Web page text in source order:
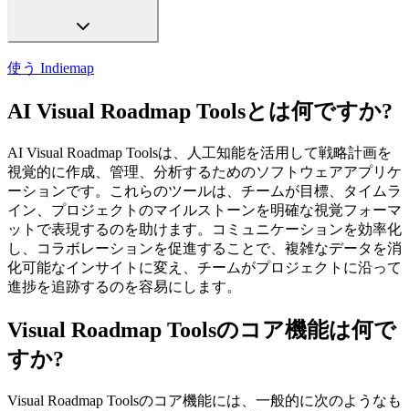
使う Indiemap
AI Visual Roadmap Toolsとは何ですか?
AI Visual Roadmap Toolsは、人工知能を活用して戦略計画を
視覚的に作成、管理、分析するためのソフトウェアアプリケ
ーションです。これらのツールは、チームが目標、タイムラ
イン、プロジェクトのマイルストーンを明確な視覚フォーマ
ットで表現するのを助けます。コミュニケーションを効率化
し、コラボレーションを促進することで、複雑なデータを消
化可能なインサイトに変え、チームがプロジェクトに沿って
進捗を追跡するのを容易にします。
Visual Roadmap Toolsのコア機能は何で
すか?
Visual Roadmap Toolsのコア機能には、一般的に次のようなも